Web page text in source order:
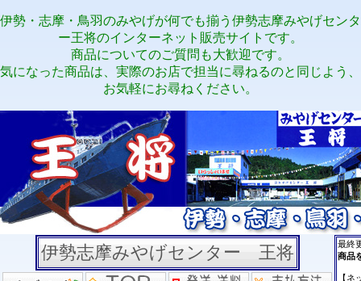
伊勢・志摩・鳥羽のみやげが何でも揃う伊勢志摩みやげセンタ
ー王将のインターネット販売サイトです。
商品についてのご質問も大歓迎です。
気になった商品は、実際のお店で担当に尋ねるのと同じよう、
お気軽にお尋ねください。
伊勢志摩みやげセンター 王将